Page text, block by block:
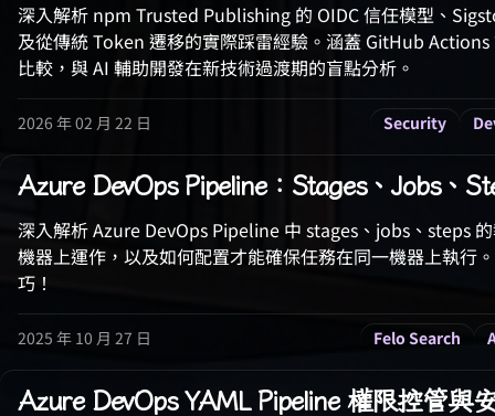
深入解析 npm Trusted Publishing 的 OIDC 信任模型、
及從傳統 Token 遷移的實際踩雷經驗。涵蓋 GitHub
比較，與 AI 輔助開發在新技術過渡期的盲點分析。
2026 年 02 月 22 日 Security
Azure DevOps Pipeline：Stages、Jobs、
深入解析 Azure DevOps Pipeline 中 stages、jobs、steps
機器上運作，以及如何配置才能確保任務在同一機器上執行
巧！
2025 年 10 月 27 日 Felo Search
Azure DevOps YAML Pipeline 權限控管與